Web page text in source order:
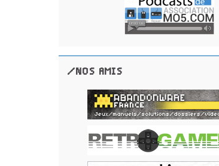
/NOS AMIS